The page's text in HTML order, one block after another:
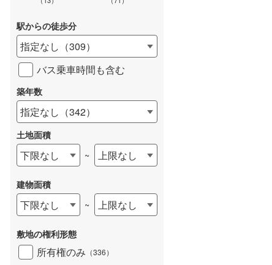
駅からの徒歩分
指定なし （309）
バス乗車時間も含む
築年数
指定なし （342）
土地面積
下限なし ~ 上限なし
建物面積
下限なし ~ 上限なし
敷地の権利形態
所有権のみ （336）